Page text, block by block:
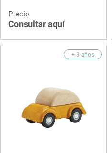
Precio
Consultar aquí
+ 3 años